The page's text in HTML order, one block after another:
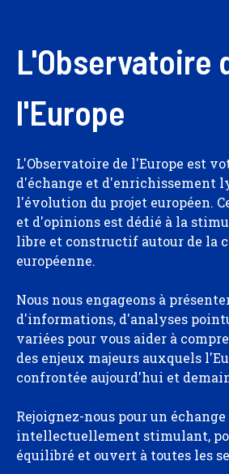
L'Observatoire
l'Europe
L'Observatoire de l'Europe est
d'échange et d'enrichissement
l'évolution du projet européen.
et d'opinions est dédié à la
libre et constructif autour de la
européenne.
Nous nous engageons à
d'informations, d'analyses
variées pour vous aider à
des enjeux majeurs auxquels
confrontée aujourd'hui et
Rejoignez-nous pour un
intellectuellement stimulant,
équilibré et ouvert à toutes les